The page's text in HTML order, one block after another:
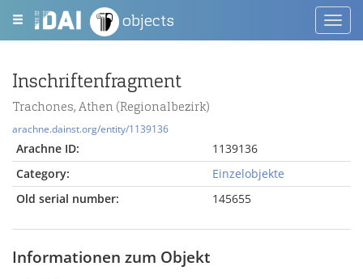
objects
Inschriftenfragment
Trachones, Athen (Regionalbezirk)
arachne.dainst.org/entity/1139136
Arachne ID:
1139136
Category:
Einzelobjekte
Old serial number:
145655
Informationen zum Objekt